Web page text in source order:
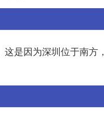
是因为深圳位于南方